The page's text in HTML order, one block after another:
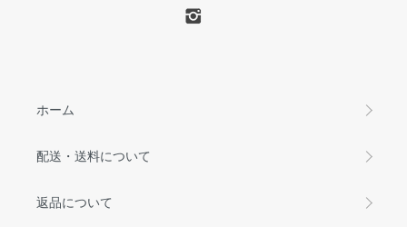
ホーム
配送・送料について
返品について